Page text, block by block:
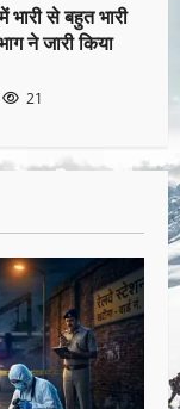
भारी से बहुत भारी
ने जारी किया
21